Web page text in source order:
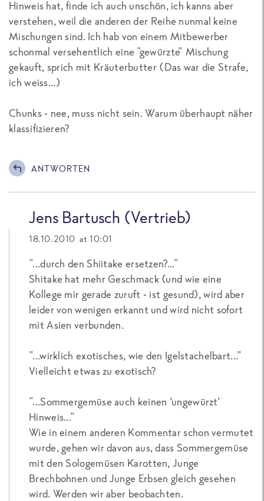
Hinweis hat, finde ich auch unschön, ich kanns aber
verstehen, weil die anderen der Reihe nunmal keine
Mischungen sind. Ich hab von einem Mitbewerber
schonmal versehentlich eine "gewürzte" Mischung
gekauft, sprich mit Kräuterbutter (Das war die Strafe,
ich weiss...)
Chunks - nee, muss nicht sein. Warum überhaupt näher
klassifizieren?
ANTWORTEN
Jens Bartusch (Vertrieb)
18.10.2010 at 10:01
"...durch den Shiitake ersetzen?..."
Shitake hat mehr Geschmack (und wie eine
Kollege mir gerade zuruft - ist gesund), wird aber
leider von wenigen erkannt und wird nicht sofort
mit Asien verbunden.
"...wirklich exotisches, wie den Igelstachelbart..."
Vielleicht etwas zu exotisch?
"...Sommergemüse auch keinen ‘ungewürzt’
Hinweis..."
Wie in einem anderen Kommentar schon vermutet
wurde, gehen wir davon aus, dass Sommergemüse
mit den Sologemüsen Karotten, Junge
Brechbohnen und Junge Erbsen gleich gesehen
wird. Werden wir aber beobachten.